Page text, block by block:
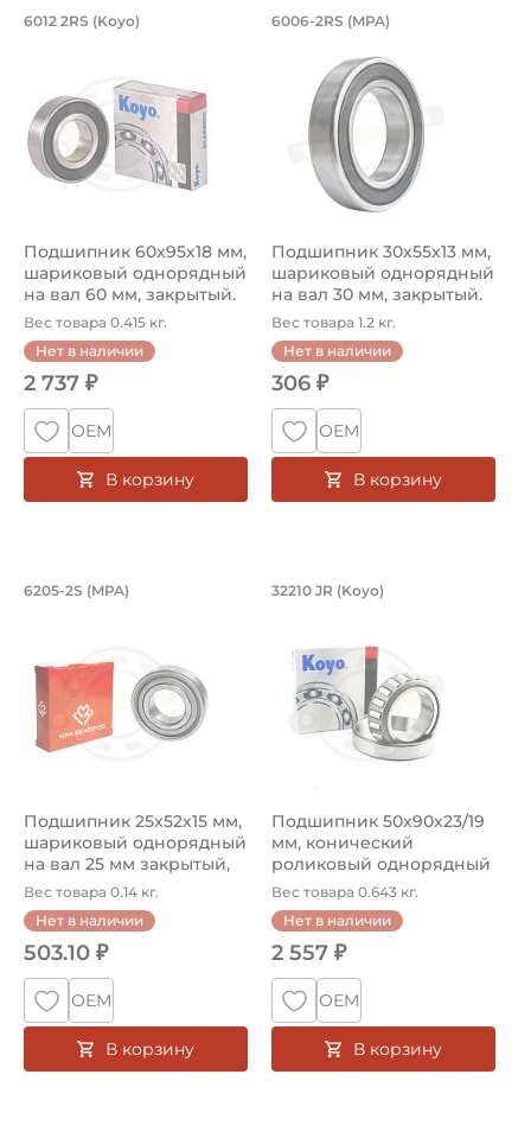
Подшипник 60х95х18 мм, шариковый
6012 2RS (Koyo)
Подшипник 60х95х18 мм,
шариковый однорядный
на вал 60 мм, закрытый.
Арт...
Вес товара 0.415 кг.
Нет в наличии
2 737 ₽
ОЕМ
В корзину
Подшипник
6006-2RS (MPA)
Подшипник 30х55х13 мм,
шариковый однорядный
на вал 30 мм, закрытый.
Арт...
Вес товара 1.2 кг.
Нет в наличии
306 ₽
ОЕМ
В корзину
Подшипник 25х52х15 мм, шариковый
6205-2S (MPA)
Подшипник 25х52х15 мм,
шариковый однорядный
на вал 25 мм закрытый,
улуч...
Вес товара 0.14 кг.
Нет в наличии
503.10 ₽
ОЕМ
В корзину
Подшипник
32210 JR (Koyo)
Подшипник 50х90х23/19
мм, конический
роликовый однорядный
на вал 50 мм...
Вес товара 0.643 кг.
Нет в наличии
2 557 ₽
ОЕМ
В корзину